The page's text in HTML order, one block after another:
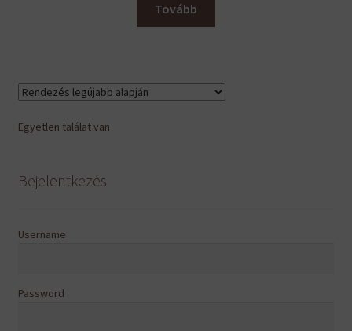
Tovább
Egyetlen találat van
Bejelentkezés
Username
Password